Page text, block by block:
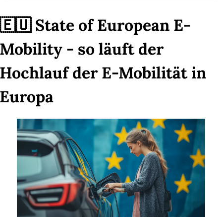
🇪🇺 State of European E-
Mobility - so läuft der
Hochlauf der E-Mobilität in
Europa